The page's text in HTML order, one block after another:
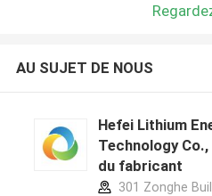
AU SUJET DE NOUS
Hefei Lithium
Technology
du fabricant
301 Zonghe